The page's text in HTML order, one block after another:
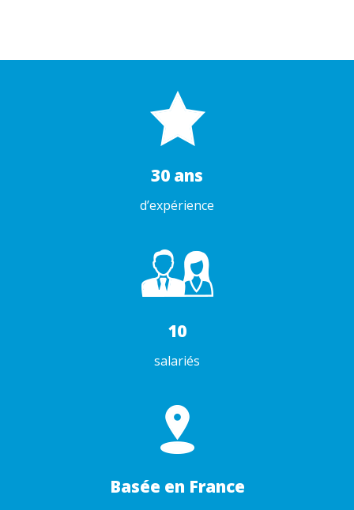
30 ans
d’expérience
10
salariés
Basée en France